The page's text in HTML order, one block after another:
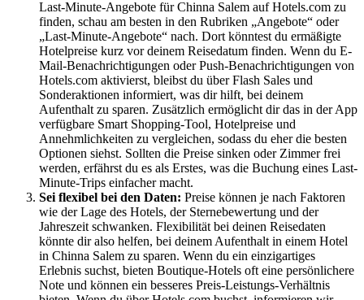
Last-Minute-Angebote für Chinna Salem auf Hotels.com zu
finden, schau am besten in den Rubriken „Angebote“ oder
„Last-Minute-Angebote“ nach. Dort könntest du ermäßigte
Hotelpreise kurz vor deinem Reisedatum finden. Wenn du E-
Mail-Benachrichtigungen oder Push-Benachrichtigungen von
Hotels.com aktivierst, bleibst du über Flash Sales und
Sonderaktionen informiert, was dir hilft, bei deinem
Aufenthalt zu sparen. Zusätzlich ermöglicht dir das in der App
verfügbare Smart Shopping-Tool, Hotelpreise und
Annehmlichkeiten zu vergleichen, sodass du eher die besten
Optionen siehst. Sollten die Preise sinken oder Zimmer frei
werden, erfährst du es als Erstes, was die Buchung eines Last-
Minute-Trips einfacher macht.
Sei flexibel bei den Daten: Preise können je nach Faktoren
wie der Lage des Hotels, der Sternebewertung und der
Jahreszeit schwanken. Flexibilität bei deinen Reisedaten
könnte dir also helfen, bei deinem Aufenthalt in einem Hotel
in Chinna Salem zu sparen. Wenn du ein einzigartiges
Erlebnis suchst, bieten Boutique-Hotels oft eine persönlichere
Note und können ein besseres Preis-Leistungs-Verhältnis